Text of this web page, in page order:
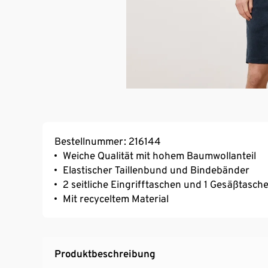
Bestellnummer: 216144
Weiche Qualität mit hohem Baumwollanteil
Elastischer Taillenbund und Bindebänder
2 seitliche Eingrifftaschen und 1 Gesäßtasche
Mit recyceltem Material
Produktbeschreibung